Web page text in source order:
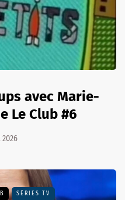
avec Marie-
Le Club #6
SÉRIES TV